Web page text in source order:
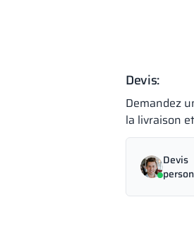
Devis:
Demandez
la livraison
Devis